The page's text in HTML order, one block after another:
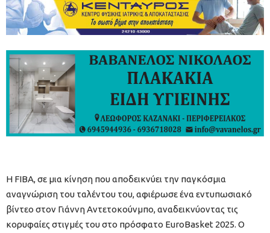
Η FIBA, σε μια κίνηση που αποδεικνύει την παγκόσμια
αναγνώριση του ταλέντου του, αφιέρωσε ένα εντυπωσιακό
βίντεο στον Γιάννη Αντετοκούνμπο, αναδεικνύοντας τις
κορυφαίες στιγμές του στο πρόσφατο EuroBasket 2025. Ο